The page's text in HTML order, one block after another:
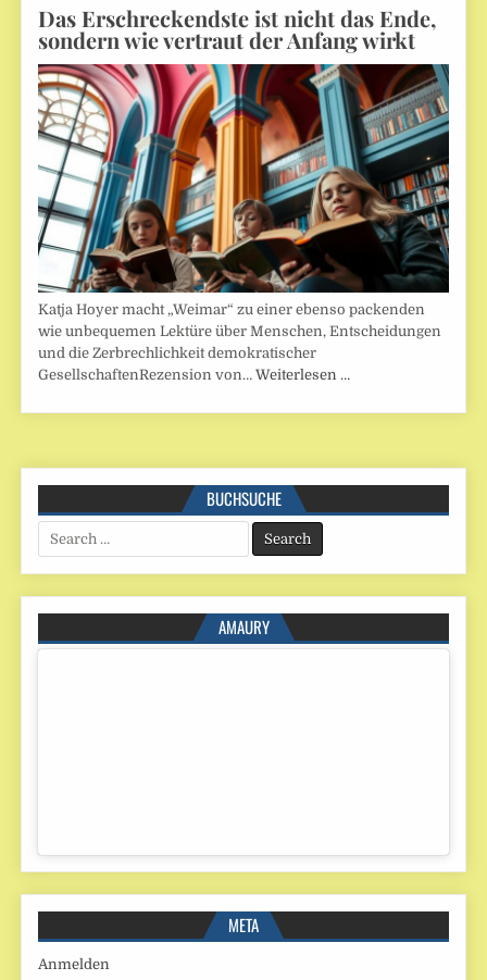
Das Erschreckendste ist nicht das Ende,
sondern wie vertraut der Anfang wirkt
Katja Hoyer macht „Weimar“ zu einer ebenso packenden
wie unbequemen Lektüre über Menschen, Entscheidungen
und die Zerbrechlichkeit demokratischer
GesellschaftenRezension von…Weiterlesen …
BUCHSUCHE
Search
for:
AMAURY
META
Anmelden